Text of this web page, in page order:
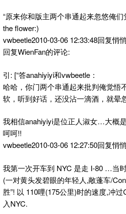
“原来你和版主两个串通起来忽悠俺
the flower:)
vwbeetle2010-03-06 12:33:48回复悄
回复WienFan的评论:
引: [“答anahiyiyi和vwbeetle：
哈哈，你门两个串通起来批判俺觉悟
软，听到好话，还没沾一滴酒，就晕
我相信anahiyiyi是位正人淑女…大概
呵呵!!
vwbeetle2010-03-06 12:27:50回复悄
我第一次开车到 NYC 是走 I-80 …当
(一对黄头发碧眼的年轻人,敞蓬车/
胜”! 以 110哩(175公里)时的速度,冲
入NYC.